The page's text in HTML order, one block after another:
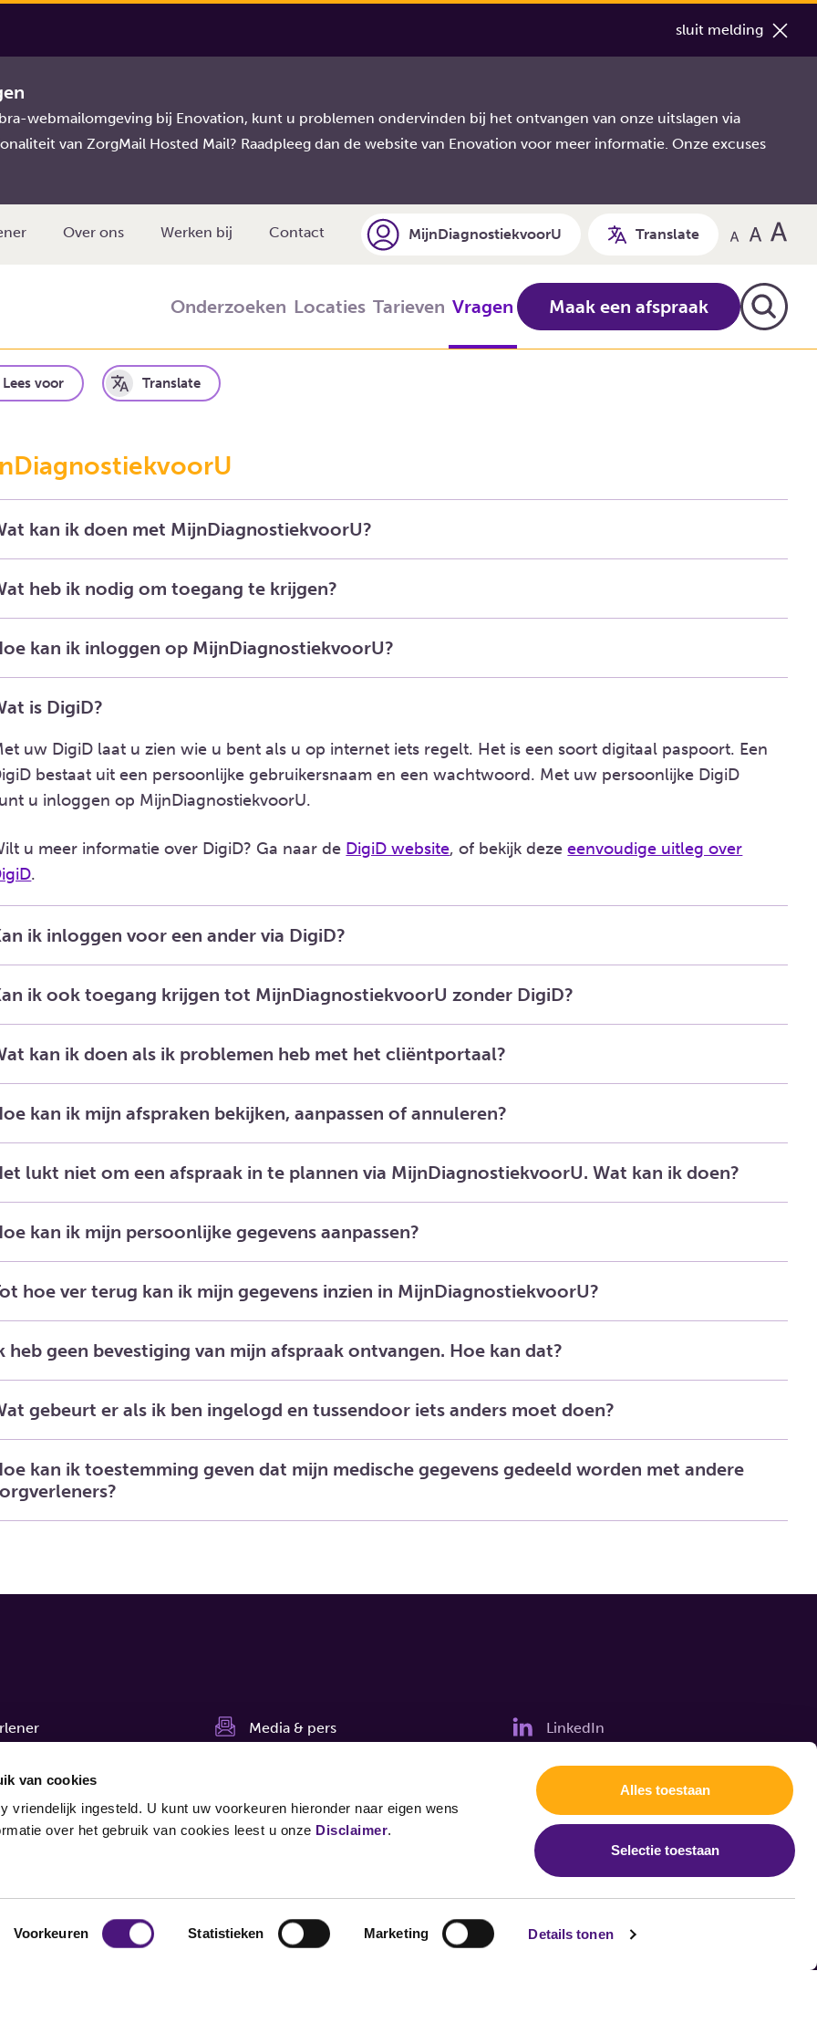
van cookies
vriendelijk ingesteld. U kunt uw voorkeuren hieronder naar eigen wens
over het gebruik van cookies leest u onze Disclaimer.
Voorkeuren Statistieken Marketing Details tonen
Alles toestaan
Selectie toestaan
sluit melding
webmailomgeving bij Enovation, kunt u problemen ondervinden bij het ontvangen van onze uitslagen via
van ZorgMail Hosted Mail? Raadpleeg dan de website van Enovation voor meer informatie. Onze excuses
Over ons Werken bij Contact MijnDiagnostiekvoorU Translate
Onderzoeken Locaties Tarieven Vragen Maak een afspraak
Lees voor Translate
kan ik doen met MijnDiagnostiekvoorU?
heb ik nodig om toegang te krijgen?
kan ik inloggen op MijnDiagnostiekvoorU?
is DigiD?
uw DigiD laat u zien wie u bent als u op internet iets regelt. Het is een soort digitaal paspoort. Een
bestaat uit een persoonlijke gebruikersnaam en een wachtwoord. Met uw persoonlijke DigiD
u inloggen op MijnDiagnostiekvoorU.
u meer informatie over DigiD? Ga naar de DigiD website, of bekijk dezeeenvoudige uitleg over
.
ik inloggen voor een ander via DigiD?
ik ook toegang krijgen tot MijnDiagnostiekvoorU zonder DigiD?
kan ik doen als ik problemen heb met het cliëntportaal?
kan ik mijn afspraken bekijken, aanpassen of annuleren?
lukt niet om een afspraak in te plannen via MijnDiagnostiekvoorU. Wat kan ik doen?
kan ik mijn persoonlijke gegevens aanpassen?
hoe ver terug kan ik mijn gegevens inzien in MijnDiagnostiekvoorU?
heb geen bevestiging van mijn afspraak ontvangen. Hoe kan dat?
gebeurt er als ik ben ingelogd en tussendoor iets anders moet doen?
kan ik toestemming geven dat mijn medische gegevens gedeeld worden met andere
Media & pers
Nieuwsbrief
LinkedIn
Cookies wijzigen